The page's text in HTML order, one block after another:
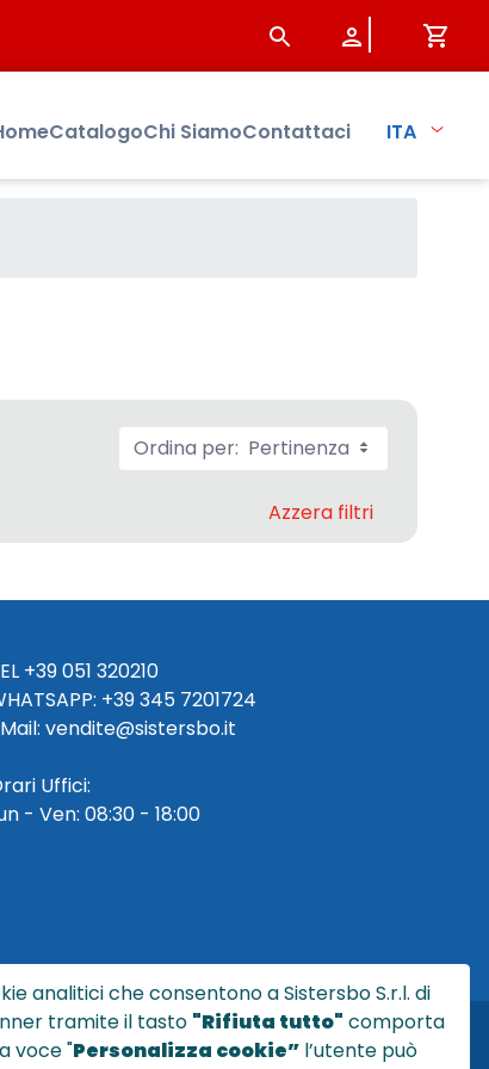
CatalogoChi SiamoContattaci ITA
Ordina per: Pertinenza
Azzera filtri
+39 051 320210
+39345 7201724
l: vendite@sistersbo.it
Uffici:
- Ven: 08:30 - 18:00
analitici che consentono a Sistersbo S.r.l. di
tramite il tasto "Rifiuta tutto" comporta
voce "Personalizza cookie”l’utente può